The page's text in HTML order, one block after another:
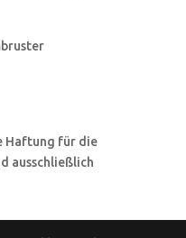
Haftung für die
ausschließlich